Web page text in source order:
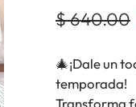
$ 640.00
🎄¡Dale un
temporada!
Transforma